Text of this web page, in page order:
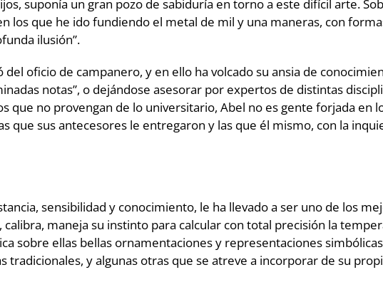
suponía un gran pozo de sabiduría en torno a este difícil arte.
los que he ido fundiendo el metal de mil y una maneras, con
ilusión”.
oficio de campanero, y en ello ha volcado su ansia de
notas”, o dejándose asesorar por expertos de distintas
que no provengan de lo universitario, Abel no es gente forjada en
que sus antecesores le entregaron y las que él mismo, con la
sensibilidad y conocimiento, le ha llevado a ser uno de los
maneja su instinto para calcular con total precisión la
sobre ellas bellas ornamentaciones y representaciones
tradicionales, y algunas otras que se atreve a incorporar de su